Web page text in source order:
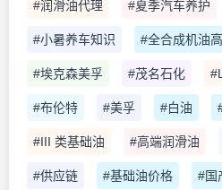
#润滑油代理 #夏季汽车养护
#小暑养车知识 #全合成机油
#埃克森美孚 #茂名石化
#布伦特 #美孚 #白油
#III 类基础油 #高端润滑油
#供应链 #基础油价格 #国